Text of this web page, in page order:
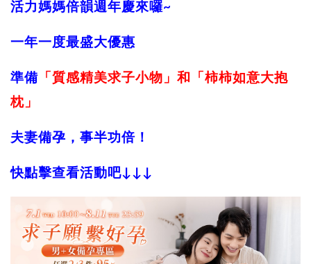
活力媽媽倍韻週年慶來囉~
一年一度最盛大優惠
準備 「質感精美求子小物」和「柿柿如意大抱
枕」
夫妻備孕，事半功倍！
快點擊查看活動吧↓↓↓